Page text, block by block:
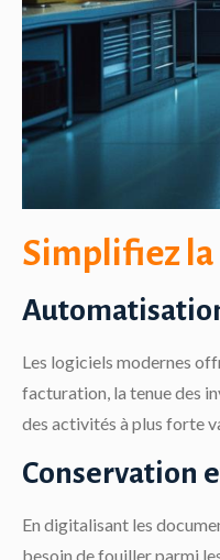
Simplifiez
Les logiciels modernes
facturation, la tenue des
des activités à plus forte
Conservation
En digitalisant les
besoin de fouiller parmi